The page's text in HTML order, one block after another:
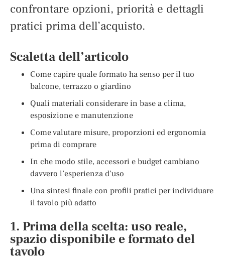
confrontare opzioni, priorità e dettagli
pratici prima dell’acquisto.
Scaletta dell’articolo
Come capire quale formato ha senso per il tuo
balcone, terrazzo o giardino
Quali materiali considerare in base a clima,
esposizione e manutenzione
Come valutare misure, proporzioni ed ergonomia
prima di comprare
In che modo stile, accessori e budget cambiano
davvero l’esperienza d’uso
Una sintesi finale con profili pratici per individuare
il tavolo più adatto
1. Prima della scelta: uso reale,
spazio disponibile e formato del
tavolo